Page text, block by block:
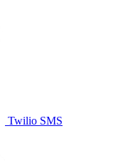
Twilio SMS